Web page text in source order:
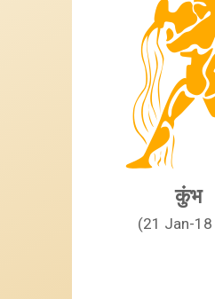
कुंभ
(21 Jan-18